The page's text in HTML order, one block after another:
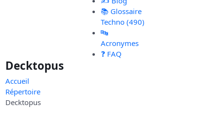
📚 Glossaire
Techno (490)
🔤
Acronymes
❓ FAQ
Decktopus
Accueil
Répertoire
Decktopus